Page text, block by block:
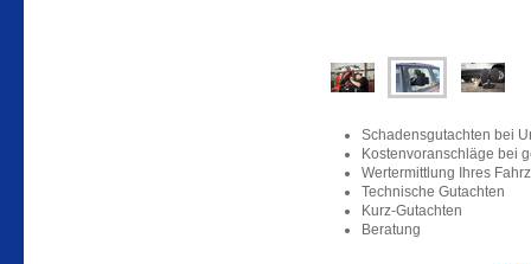
Schadensgutachten bei
Kostenvoranschläge bei
Wertermittlung Ihres
Technische Gutachten
Kurz-Gutachten
Beratung